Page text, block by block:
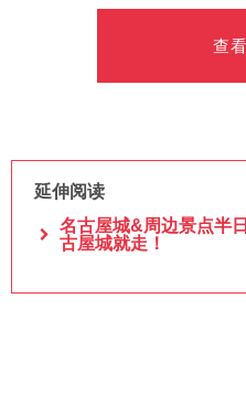
查
延伸阅读
名古屋城&周边景点半
古屋城就走！